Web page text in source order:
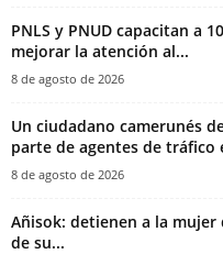
PNLS y PNUD capacitan a
mejorar la atención al...
8 de agosto de 2026
‎Un ciudadano camerunés
parte de agentes de tráfico
8 de agosto de 2026
Añisok: detienen a la
de su...